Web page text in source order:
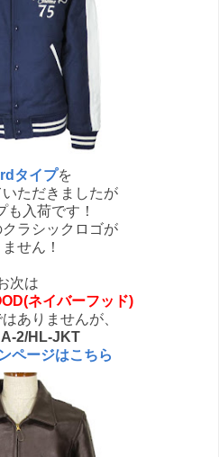
タイプを
ただきましたが
も入荷です！
ラシックロゴが
せん！
次は
ネイバーフッド)
ありませんが、
2/HL-JKT
ページはこちら